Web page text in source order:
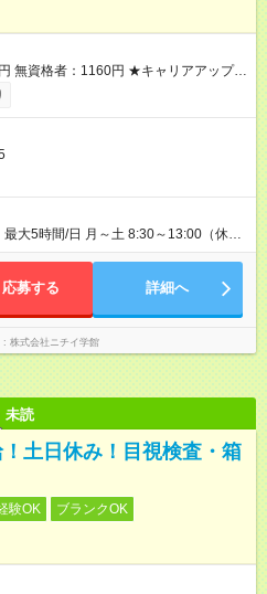
1160円 ★キャリアアップ制
！ 【試用期間】試用期間
ヶ月 雇用形態、給与は本採用時と同じ
大5時間/日 月～土 8:30～13:00（休憩
13:00（休憩なし） 月9日 ※月
応募する 詳細へ
株式会社ニチイ学館
未読
土日休み！目視検査・箱
験OK
ブランクOK